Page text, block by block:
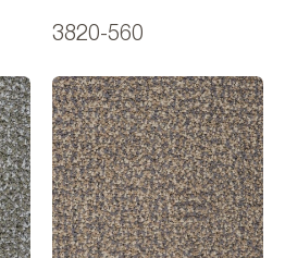
3820-560